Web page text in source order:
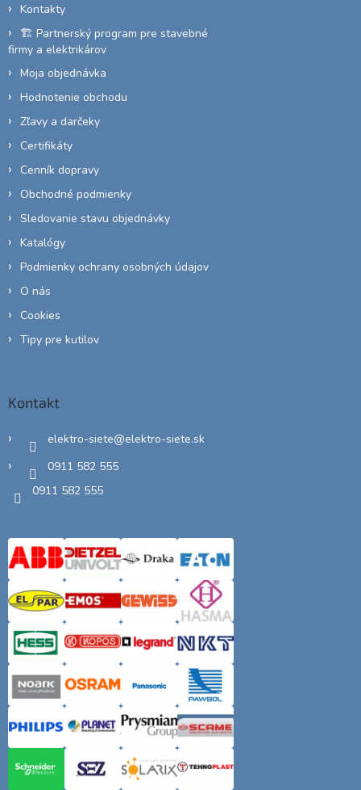
Kontakty
🏗️ Partnerský program pre stavebné
firmy a elektrikárov
Moja objednávka
Hodnotenie obchodu
Zľavy a darčeky
Certifikáty
Cenník dopravy
Obchodné podmienky
Sledovanie stavu objednávky
Katalógy
Podmienky ochrany osobných údajov
O nás
Cookies
Tipy pre kutilov
Kontakt
elektro-siete@elektro-siete.sk
0911 582 555
0911 582 555